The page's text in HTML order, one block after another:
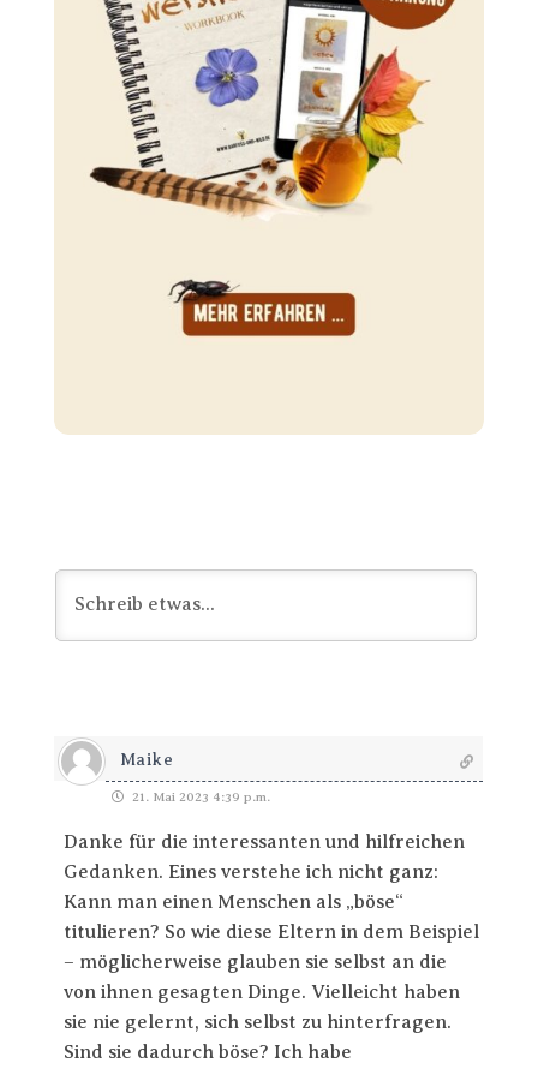
Maike
21. Mai 2023 4:39 p.m.
Danke für die interessanten und hilfreichen
Gedanken. Eines verstehe ich nicht ganz:
Kann man einen Menschen als „böse“
titulieren? So wie diese Eltern in dem Beispiel
– möglicherweise glauben sie selbst an die
von ihnen gesagten Dinge. Vielleicht haben
sie nie gelernt, sich selbst zu hinterfragen.
Sind sie dadurch böse? Ich habe